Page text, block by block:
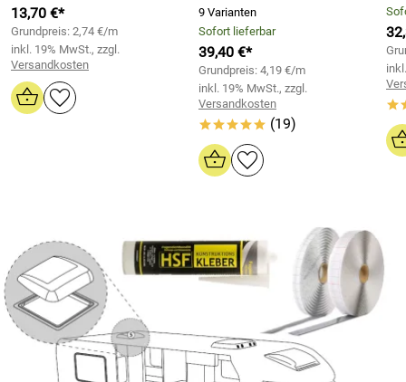
13,70 €*
Grundpreis: 2,74 €/m
inkl. 19% MwSt., zzgl.
Versandkosten
9 Varianten
Sofort lieferbar
39,40 €*
Grundpreis: 4,19 €/m
inkl. 19% MwSt., zzgl.
Versandkosten
***** (19)